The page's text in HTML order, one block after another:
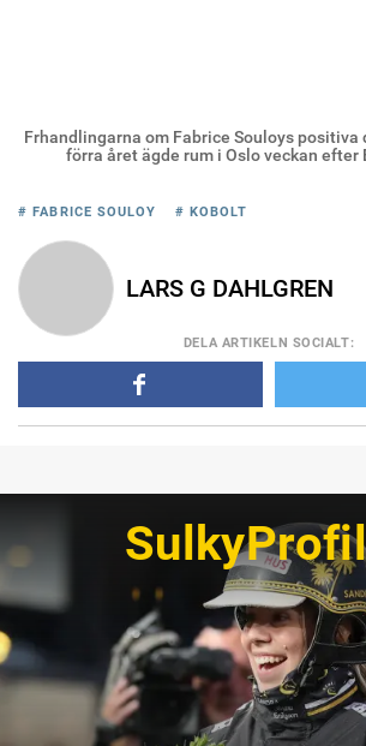
Frhandlingarna om Fabrice Souloys
förra året ägde rum i Oslo veckan efter
# FABRICE SOULOY # KOBOLT
LARS G DAHLGREN
DELA ARTIKELN SOCIALT: